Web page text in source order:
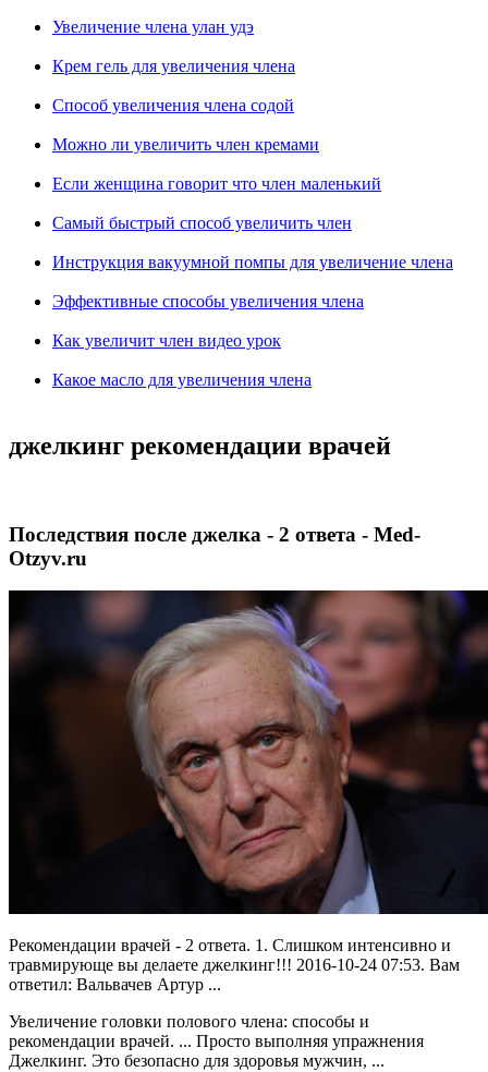
Увеличение члена улан удэ
Крем гель для увеличения члена
Способ увеличения члена содой
Можно ли увеличить член кремами
Если женщина говорит что член маленький
Самый быстрый способ увеличить член
Инструкция вакуумной помпы для увеличение члена
Эффективные способы увеличения члена
Как увеличит член видео урок
Какое масло для увеличения члена
джелкинг рекомендации врачей
Последствия после джелка - 2 ответа - Med-
Otzyv.ru
Рекомендации врачей - 2 ответа. 1. Слишком интенсивно и
травмирующе вы делаете джелкинг!!! 2016-10-24 07:53. Вам
ответил: Вальвачев Артур ...
Увеличение головки полового члена: способы и
рекомендации врачей. ... Просто выполняя упражнения
Джелкинг. Это безопасно для здоровья мужчин, ...